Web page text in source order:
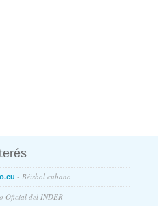
- Béisbol cubano
Oficial del INDER